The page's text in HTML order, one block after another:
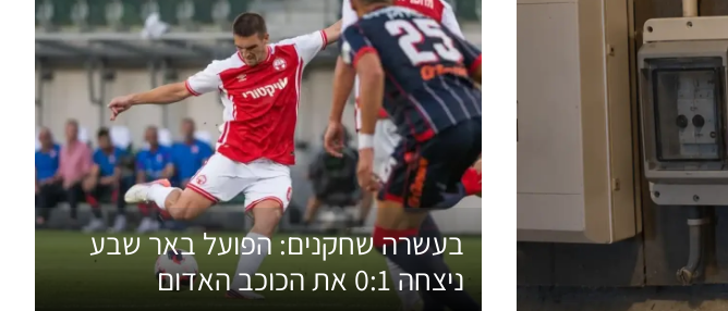
בעשרה שחקנים: הפועל באר שבע
ניצחה 0:1 את הכוכב האדום